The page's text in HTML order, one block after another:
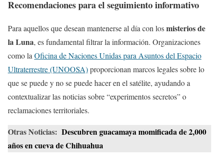
Recomendaciones para el seguimiento informativo
Para aquellos que desean mantenerse al día con losmisterios de
la Luna, es fundamental filtrar la información. Organizaciones
como laOficina de Naciones Unidas para Asuntos del Espacio
Ultraterrestre (UNOOSA)proporcionan marcos legales sobre lo
que se puede y no se puede hacer en el satélite, ayudando a
contextualizar las noticias sobre “experimentos secretos” o
reclamaciones territoriales.
Otras Noticias: Descubren guacamaya momificada de 2,000
años en cueva de Chihuahua